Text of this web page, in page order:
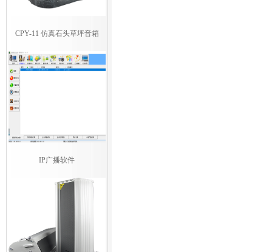
CPY-11 仿真石头草坪音箱
IP广播软件